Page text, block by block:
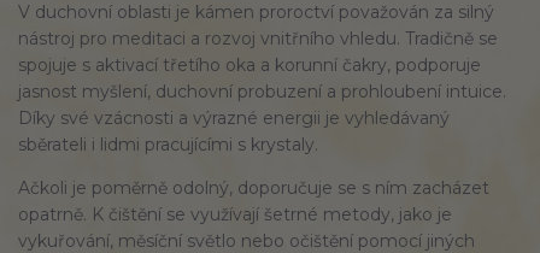
V duchovní oblasti je kámen proroctví považován za silný
nástroj pro meditaci a rozvoj vnitřního vhledu. Tradičně se
spojuje s aktivací třetího oka a korunní čakry, podporuje
jasnost myšlení, duchovní probuzení a prohloubení intuice.
Díky své vzácnosti a výrazné energii je vyhledávaný
sběrateli i lidmi pracujícími s krystaly.
Ačkoli je poměrně odolný, doporučuje se s ním zacházet
opatrně. K čištění se využívají šetrné metody, jako je
vykuřování, měsíční světlo nebo očištění pomocí jiných